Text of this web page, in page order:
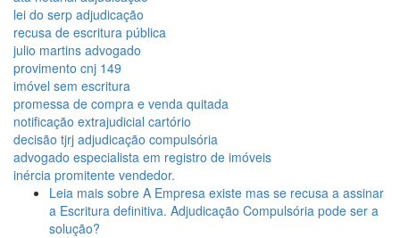
lei do serp adjudicação
recusa de escritura pública
julio martins advogado
provimento cnj 149
imóvel sem escritura
promessa de compra e venda quitada
notificação extrajudicial cartório
decisão tjrj adjudicação compulsória
advogado especialista em registro de imóveis
inércia promitente vendedor.
Leia mais sobre A Empresa existe mas se recusa a assinar
a Escritura definitiva. Adjudicação Compulsória pode ser a
solução?